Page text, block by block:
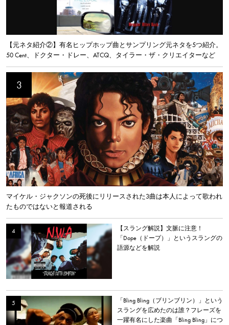
【元ネタ紹介②】有名ヒップホップ曲とサンプリング元ネタを5つ紹介。
50 Cent、ドクター・ドレー、ATCQ、タイラー・ザ・クリエイターなど
マイケル・ジャクソンの死後にリリースされた3曲は本人によって歌われ
たものではないと報道される
【スラング解説】文脈に注意！
「Dope（ドープ）」というスラングの
語源などを解説
「Bling Bling（ブリンブリン）」という
スラングを広めたのは誰？フレーズを
一躍有名にした楽曲「Bling Bling」につ